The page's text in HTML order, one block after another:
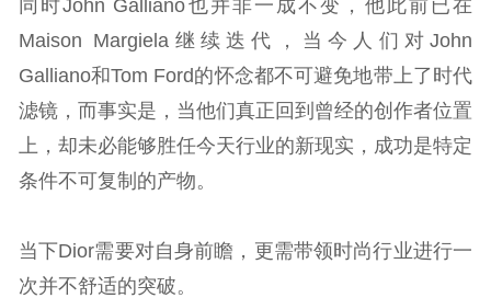
同时John Galliano也并非一成不变，他此前已在
Maison Margiela继续迭代，当今人们对John
Galliano和Tom Ford的怀念都不可避免地带上了时代
滤镜，而事实是，当他们真正回到曾经的创作者位置
上，却未必能够胜任今天行业的新现实，成功是特定
条件不可复制的产物。
当下Dior需要对自身前瞻，更需带领时尚行业进行一
次并不舒适的突破。